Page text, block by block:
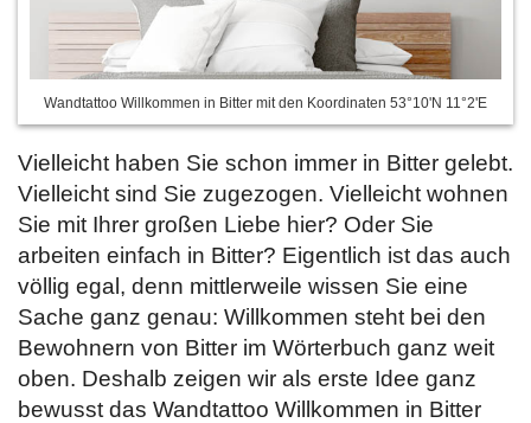
Wandtattoo Willkommen in Bitter mit den Koordinaten 53°10'N 11°2'E
Vielleicht haben Sie schon immer in Bitter gelebt.
Vielleicht sind Sie zugezogen. Vielleicht wohnen
Sie mit Ihrer großen Liebe hier? Oder Sie
arbeiten einfach in Bitter? Eigentlich ist das auch
völlig egal, denn mittlerweile wissen Sie eine
Sache ganz genau: Willkommen steht bei den
Bewohnern von Bitter im Wörterbuch ganz weit
oben. Deshalb zeigen wir als erste Idee ganz
bewusst das Wandtattoo Willkommen in Bitter